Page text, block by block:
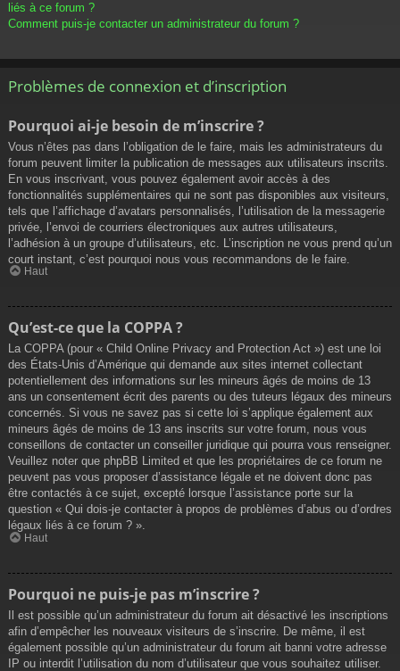
liés à ce forum ?
Comment puis-je contacter un administrateur du forum ?
Problèmes de connexion et d’inscription
Pourquoi ai-je besoin de m’inscrire ?
Vous n’êtes pas dans l’obligation de le faire, mais les administrateurs du
forum peuvent limiter la publication de messages aux utilisateurs inscrits.
En vous inscrivant, vous pouvez également avoir accès à des
fonctionnalités supplémentaires qui ne sont pas disponibles aux visiteurs,
tels que l’affichage d’avatars personnalisés, l’utilisation de la messagerie
privée, l’envoi de courriers électroniques aux autres utilisateurs,
l’adhésion à un groupe d’utilisateurs, etc. L’inscription ne vous prend qu’un
court instant, c’est pourquoi nous vous recommandons de le faire.
Haut
Qu’est-ce que la COPPA ?
La COPPA (pour « Child Online Privacy and Protection Act ») est une loi
des États-Unis d’Amérique qui demande aux sites internet collectant
potentiellement des informations sur les mineurs âgés de moins de 13
ans un consentement écrit des parents ou des tuteurs légaux des mineurs
concernés. Si vous ne savez pas si cette loi s’applique également aux
mineurs âgés de moins de 13 ans inscrits sur votre forum, nous vous
conseillons de contacter un conseiller juridique qui pourra vous renseigner.
Veuillez noter que phpBB Limited et que les propriétaires de ce forum ne
peuvent pas vous proposer d’assistance légale et ne doivent donc pas
être contactés à ce sujet, excepté lorsque l’assistance porte sur la
question « Qui dois-je contacter à propos de problèmes d’abus ou d’ordres
légaux liés à ce forum ? ».
Haut
Pourquoi ne puis-je pas m’inscrire ?
Il est possible qu’un administrateur du forum ait désactivé les inscriptions
afin d’empêcher les nouveaux visiteurs de s’inscrire. De même, il est
également possible qu’un administrateur du forum ait banni votre adresse
IP ou interdit l’utilisation du nom d’utilisateur que vous souhaitez utiliser.